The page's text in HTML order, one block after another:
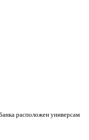
расположен универсам